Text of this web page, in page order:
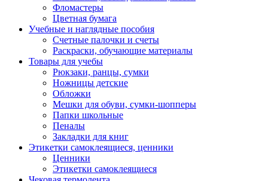
Фломастеры
Цветная бумага
Учебные и наглядные пособия
Счетные палочки и счеты
Раскраски, обучающие материалы
Товары для учебы
Рюкзаки, ранцы, сумки
Ножницы детские
Обложки
Мешки для обуви, сумки-шопперы
Папки школьные
Пеналы
Закладки для книг
Этикетки самоклеящиеся, ценники
Ценники
Этикетки самоклеящиеся